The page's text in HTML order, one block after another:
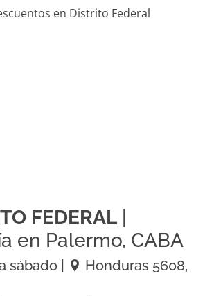
FEDERAL
en Palermo, CABA
sábado |
Honduras 5608,